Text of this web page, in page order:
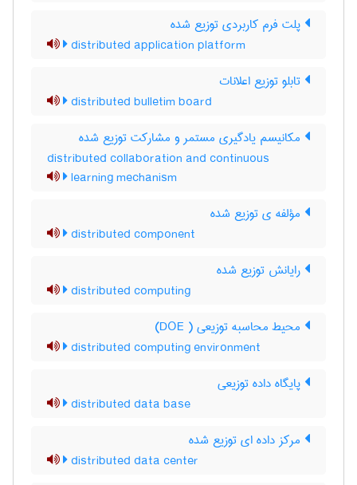
پلت فرم کاربردی توزیع شده
distributed application platform
تابلو توزیع اعلانات
distributed bulletim board
مکانیسم یادگیری مستمر و مشارکت توزیع شده
distributed collaboration and continuous
learning mechanism
مؤلفه ی توزیع شده
distributed component
رایانش توزیع شده
distributed computing
محیط محاسبه توزیعی ( DOE)
distributed computing environment
پایگاه داده توزیعی
distributed data base
مرکز داده ای توزیع شده
distributed data center